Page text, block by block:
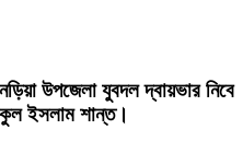
উপজেলা যুবদল দ্বায়ভার নিবে
ইসলাম শান্ত।